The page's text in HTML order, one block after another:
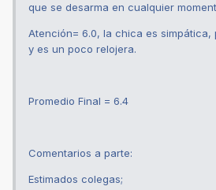
que se desarma en cualquier
Atención= 6.0, la chica es simpática,
y es un poco relojera.
Promedio Final = 6.4
Comentarios a parte:
Estimados colegas;